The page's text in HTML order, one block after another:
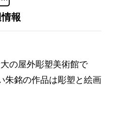
報
の屋外彫塑美術館で
朱銘の作品は彫塑と絵画